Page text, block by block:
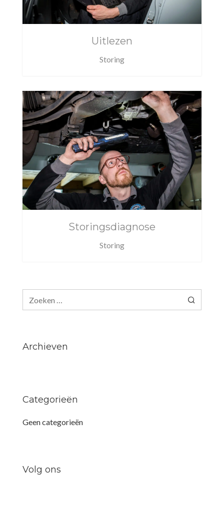
Uitlezen
Storing
Storingsdiagnose
Storing
Archieven
Categorieën
Geen categorieën
Volg ons